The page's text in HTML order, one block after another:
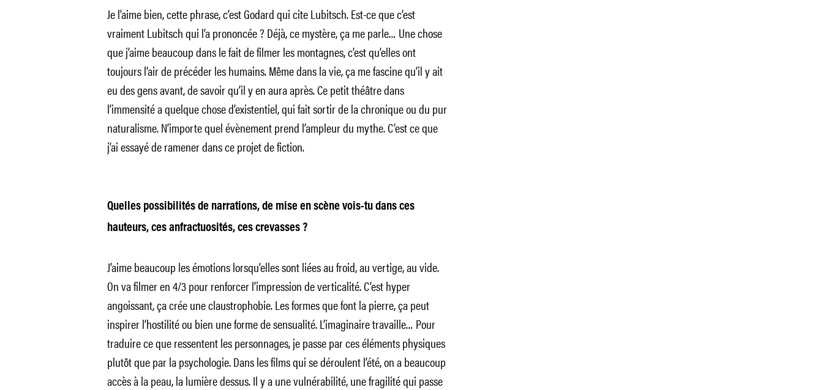
Je l’aime bien, cette phrase, c’est Godard qui cite Lubitsch. Est-ce que c’est
vraiment Lubitsch qui l’a prononcée ? Déjà, ce mystère, ça me parle… Une chose
que j’aime beaucoup dans le fait de filmer les montagnes, c’est qu’elles ont
toujours l’air de précéder les humains. Même dans la vie, ça me fascine qu’il y ait
eu des gens avant, de savoir qu’il y en aura après. Ce petit théâtre dans
l’immensité a quelque chose d’existentiel, qui fait sortir de la chronique ou du pur
naturalisme. N’importe quel évènement prend l’ampleur du mythe. C’est ce que
j’ai essayé de ramener dans ce projet de fiction.
Quelles possibilités de narrations, de mise en scène vois-tu dans ces
hauteurs, ces anfractuosités, ces crevasses ?
J’aime beaucoup les émotions lorsqu’elles sont liées au froid, au vertige, au vide.
On va filmer en 4/3 pour renforcer l’impression de verticalité. C’est hyper
angoissant, ça crée une claustrophobie. Les formes que font la pierre, ça peut
inspirer l’hostilité ou bien une forme de sensualité. L’imaginaire travaille… Pour
traduire ce que ressentent les personnages, je passe par ces éléments physiques
plutôt que par la psychologie. Dans les films qui se déroulent l’été, on a beaucoup
accès à la peau, la lumière dessus. Il y a une vulnérabilité, une fragilité qui passe